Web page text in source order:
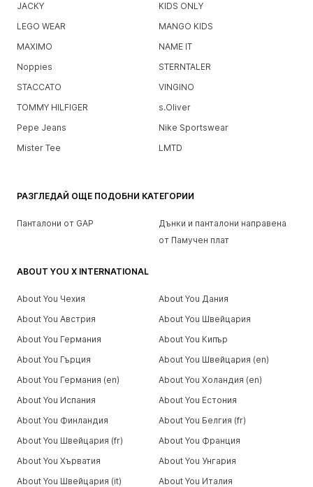
JACKY
KIDS ONLY
LEGO WEAR
MANGO KIDS
MAXIMO
NAME IT
Noppies
STERNTALER
STACCATO
VINGINO
TOMMY HILFIGER
s.Oliver
Pepe Jeans
Nike Sportswear
Mister Tee
LMTD
РАЗГЛЕДАЙ ОЩЕ ПОДОБНИ КАТЕГОРИИ
Панталони от GAP
Дънки и панталони направена
от Памучен плат
ABOUT YOU X INTERNATIONAL
About You Чехия
About You Дания
About You Австрия
About You Швейцария
About You Германия
About You Кипър
About You Гърция
About You Швейцария (en)
About You Германия (en)
About You Холандия (en)
About You Испания
About You Естония
About You Финландия
About You Белгия (fr)
About You Швейцария (fr)
About You Франция
About You Хърватия
About You Унгария
About You Швейцария (it)
About You Италия